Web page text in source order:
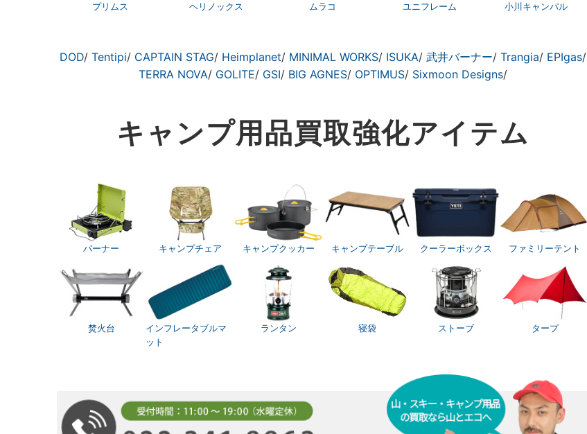
プリムス ヘリノックス ムラコ ユニフレーム 小川キャンパル
DOD/ Tentipi/ CAPTAIN STAG/ Heimplanet/ MINIMAL WORKS/ ISUKA/ 武井バーナー/ Trangia/ EPIgas/
TERRA NOVA/ GOLITE/ GSI/ BIG AGNES/ OPTIMUS/ Sixmoon Designs/
キャンプ用品買取強化アイテム
バーナー キャンプチェア キャンプクッカー キャンプテーブル クーラーボックス ファミリーテント
焚火台
インフレータブルマ
ット
ランタン 寝袋 ストーブ タープ